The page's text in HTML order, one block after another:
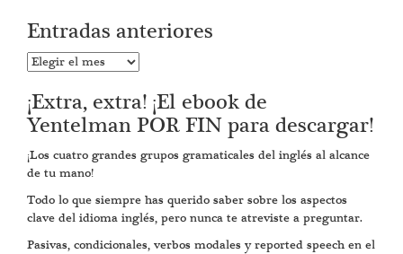
Entradas anteriores
Entradas
¡Extra, extra! ¡El ebook de
Yentelman POR FIN para descargar!
¡Los cuatro grandes grupos gramaticales del inglés al alcance
de tu mano!
Todo lo que siempre has querido saber sobre los aspectos
clave del idioma inglés, pero nunca te atreviste a preguntar.
Pasivas, condicionales, verbos modales y reported speech en el